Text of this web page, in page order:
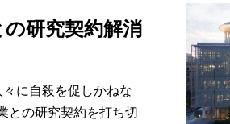
研究契約解消
に自殺を促しかねな
との研究契約を打ち切